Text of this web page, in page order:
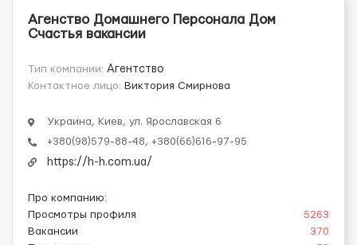
Агенство Домашнего Персонала Дом
Счастья вакансии
Тип компании: Агентство
Контактное лицо: Виктория Смирнова
Украина, Киев, ул. Ярославская 6
+380(98)579-88-48, +380(66)616-97-95
https://h-h.com.ua/
Про компанию:
Просмотры профиля
5263
Вакансии
370